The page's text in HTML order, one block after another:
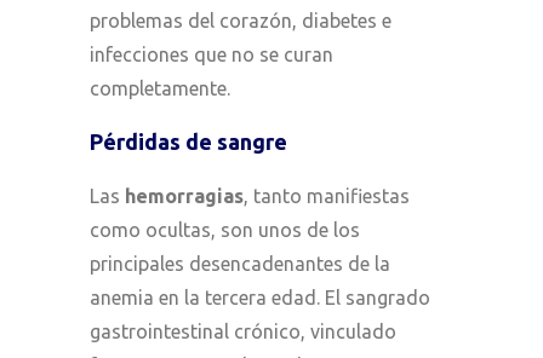
problemas del corazón, diabetes e
infecciones que no se curan
completamente.
Pérdidas de sangre
Las hemorragias, tanto manifiestas
como ocultas, son unos de los
principales desencadenantes de la
anemia en la tercera edad. El sangrado
gastrointestinal crónico, vinculado